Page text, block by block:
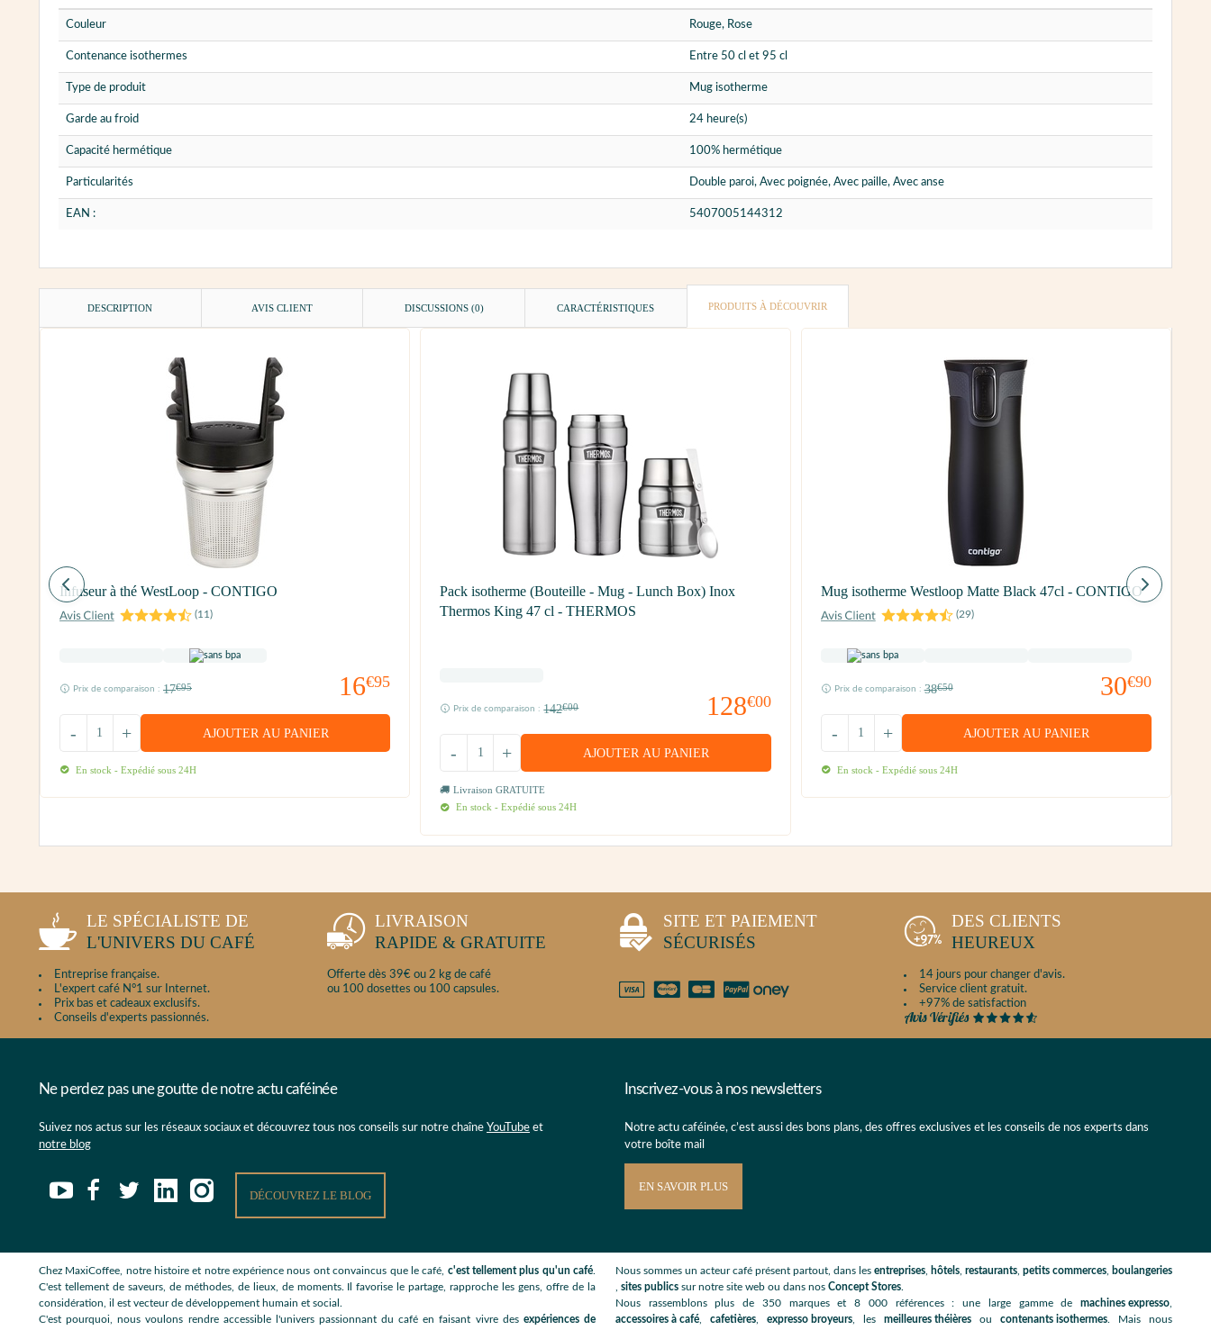
Couleur Rouge, Rose
Contenance isothermes Entre 50 cl et 95 cl
Type de produit Mug isotherme
Garde au froid 24 heure(s)
Capacité hermétique 100% hermétique
Particularités Double paroi, Avec poignée, Avec paille, Avec anse
EAN : 5407005144312
DESCRIPTION AVIS CLIENT DISCUSSIONS (0) CARACTÉRISTIQUES PRODUITS À DÉCOUVRIR
Infuseur à thé WestLoop - CONTIGO
(11)
16€95
Prix de comparaison : 17€95
+
- AJOUTER AU PANIER
En stock - Expédié sous 24H
Pack isotherme (Bouteille - Mug - Lunch Box) Inox
Thermos King 47 cl - THERMOS
128€00
Prix de comparaison :142€00
+
- AJOUTER AU PANIER
Livraison GRATUITE
En stock - Expédié sous 24H
Mug isotherme Westloop Matte Black 47cl - CONTIGO
(29)
30€90
Prix de comparaison :38€50
+
- AJOUTER AU PANIER
En stock - Expédié sous 24H
LE SPÉCIALISTE DE
L'UNIVERS DU CAFÉ
Entreprise française.
L'expert café N°1 sur Internet.
Prix bas et cadeaux exclusifs.
Conseils d'experts passionnés.
LIVRAISON
RAPIDE & GRATUITE
Offerte dès 39€ ou 2 kg de café
ou 100 dosettes ou 100 capsules.
SITE ET PAIEMENT
SÉCURISÉS
DES CLIENTS
HEUREUX
14 jours pour changer d'avis.
Service client gratuit.
+97% de satisfaction
Ne perdez pas une goutte de notre actu caféinée
Suivez nos actus sur les réseaux sociaux et découvrez tous nos conseils sur notre chaîne YouTube et
notre blog
DÉCOUVREZ LE BLOG
Inscrivez-vous à nos newsletters
Notre actu caféinée, c’est aussi des bons plans, des offres exclusives et les conseils de nos experts dans
votre boîte mail
EN SAVOIR PLUS
Chez MaxiCoffee, notre histoire et notre expérience nous ont convaincus que le café, c'est tellement plus qu'un café.
C'est tellement de saveurs, de méthodes, de lieux, de moments. Il favorise le partage, rapproche les gens, offre de la
considération, il est vecteur de développement humain et social.
C'est pourquoi, nous voulons rendre accessible l'univers passionnant du café en faisant vivre des expériences de
Nous sommes un acteur café présent partout, dans les entreprises hôtels restaurants petits commerces
boulangeries
sites publics sur notre site web ou dans nos Concept Stores.
Nous rassemblons plus de 350 marques et 8 000 références : une large gamme de machines expresso
accessoires à café
cafetières expresso broyeurs , les meilleures théières ou contenants isothermes. Mais nous